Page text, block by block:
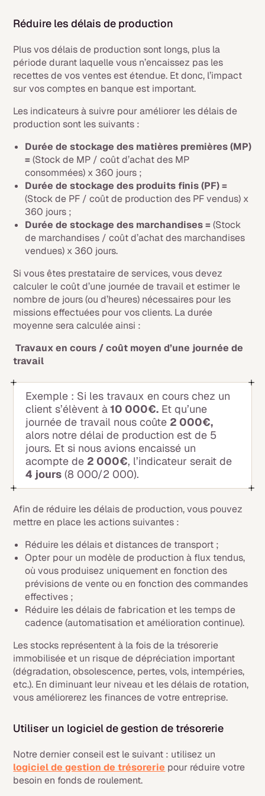
Réduire les délais de production
Plus vos délais de production sont longs, plus la
période durant laquelle vous n’encaissez pas les
recettes de vos ventes est étendue. Et donc, l’impact
sur vos comptes en banque est important.
Les indicateurs à suivre pour améliorer les délais de
production sont les suivants :
Durée de stockage des matières premières (MP)
=(Stock de MP / coût d’achat des MP
consommées) x 360 jours ;
Durée de stockage des produits finis (PF) =
(Stock de PF / coût de production des PF vendus) x
360 jours ;
Durée de stockage des marchandises =(Stock
de marchandises / coût d’achat des marchandises
vendues) x 360 jours.
Si vous êtes prestataire de services, vous devez
calculer le coût d’une journée de travail et estimer le
nombre de jours (ou d’heures) nécessaires pour les
missions effectuées pour vos clients. La durée
moyenne sera calculée ainsi :
Travaux en cours / coût moyen d’une journée de
travail
Exemple : Si les travaux en cours chez un
client s’élèvent à10 000€. Et qu’une
journée de travail nous coûte 2 000€,
alors notre délai de production est de 5
jours. Et si nous avions encaissé un
acompte de 2 000€, l’indicateur serait de
4 jours (8 000/2 000).
Afin de réduire les délais de production, vous pouvez
mettre en place les actions suivantes :
Réduire les délais et distances de transport ;
Opter pour un modèle de production à flux tendus,
où vous produisez uniquement en fonction des
prévisions de vente ou en fonction des commandes
effectives ;
Réduire les délais de fabrication et les temps de
cadence (automatisation et amélioration continue).
Les stocks représentent à la fois de la trésorerie
immobilisée et un risque de dépréciation important
(dégradation, obsolescence, pertes, vols, intempéries,
etc.). En diminuant leur niveau et les délais de rotation,
vous améliorerez les finances de votre entreprise.
Utiliser un logiciel de gestion de trésorerie
Notre dernier conseil est le suivant : utilisez un
logiciel de gestion de trésorerie pour réduire votre
besoin en fonds de roulement.